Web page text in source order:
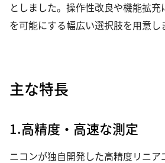
としました。操作性改良や機能拡
を可能にする幅広い選択肢を用意し
主な特長
1.高精度・高速な測定
ニコンが独自開発した高精度リニア